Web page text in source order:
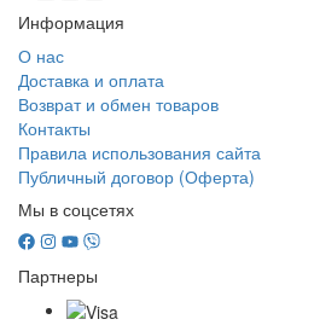
Информация
О нас
Доставка и оплата
Возврат и обмен товаров
Контакты
Правила использования сайта
Публичный договор (Оферта)
Мы в соцсетях
Партнеры